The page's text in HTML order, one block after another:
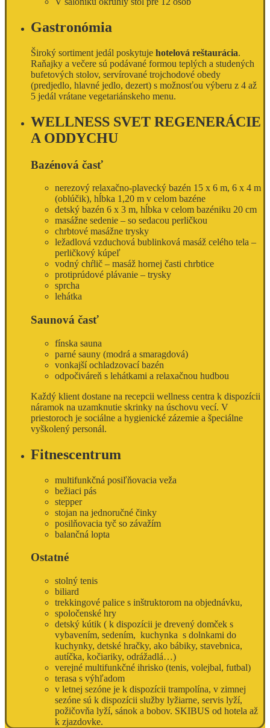
Gastronómia
Široký sortiment jedál poskytuje hotelová reštaurácia.
Raňajky a večere sú podávané formou teplých a studených
bufetových stolov, servírované trojchodové obedy
(predjedlo, hlavné jedlo, dezert) s možnosťou výberu z 4 až
5 jedál vrátane vegetariánskeho menu.
WELLNESS SVET REGENERÁCIE
A ODDYCHU
Bazénová časť
nerezový relaxačno-plavecký bazén 15 x 6 m, 6 x 4 m
(oblúčik), hĺbka 1,20 m v celom bazéne
detský bazén 6 x 3 m, hĺbka v celom bazéniku 20 cm
masážne sedenie – so sedacou perličkou
chrbtové masážne trysky
ležadlová vzduchová bublinková masáž celého tela –
perličkový kúpeľ
vodný chŕlič – masáž hornej časti chrbtice
protiprúdové plávanie – trysky
sprcha
lehátka
Saunová časť
fínska sauna
parné sauny (modrá a smaragdová)
vonkajší ochladzovací bazén
odpočiváreň s lehátkami a relaxačnou hudbou
Každý klient dostane na recepcii wellness centra k dispozícii
náramok na uzamknutie skrinky na úschovu vecí. V
priestoroch je sociálne a hygienické zázemie a špeciálne
vyškolený personál.
Fitnescentrum
multifunkčná posiľňovacia veža
bežiaci pás
stepper
stojan na jednoručné činky
posilňovacia tyč so závažím
balančná lopta
Ostatné
stolný tenis
biliard
trekkingové palice s inštruktorom na objednávku,
spoločenské hry
detský kútik ( k dispozícii je drevený domček s
vybavením, sedením, kuchynka s dolnkami do
kuchynky, detské hračky, ako bábiky, stavebnica,
autíčka, kočiariky, odrážadlá…)
verejné multifunkčné ihrisko (tenis, volejbal, futbal)
terasa s výhľadom
v letnej sezóne je k dispozícii trampolína, v zimnej
sezóne sú k dispozícii služby lyžiarne, servis lyží,
požičovňa lyží, sánok a bobov. SKIBUS od hotela až
k zjazdovke.